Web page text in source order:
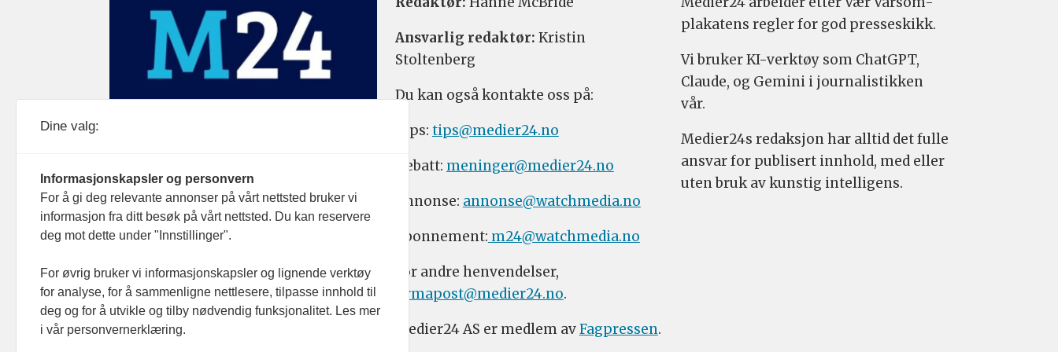
Ansvarlig redaktør: Kristin
Stoltenberg
Du kan også kontakte oss på:
Tips: tips@medier24.no
Debatt: meninger@medier24.no
Annonse: annonse@watchmedia.no
Abonnement: m24@watchmedia.no
For andre henvendelser,
firmapost@medier24.no.
Medier24 AS er medlem avFagpressen.
plakatens regler for god presseskikk.
Vi bruker KI-verktøy som ChatGPT,
Claude, og Gemini i journalistikken
vår.
Medier24s redaksjon har alltid det fulle
ansvar for publisert innhold, med eller
uten bruk av kunstig intelligens.
Dine valg:
Informasjonskapsler og personvern
For å gi deg relevante annonser på vårt nettsted bruker vi
informasjon fra ditt besøk på vårt nettsted. Du kan reservere
deg mot dette under "Innstillinger".
For øvrig bruker vi informasjonskapsler og lignende verktøy
for analyse, for å sammenligne nettlesere, tilpasse innhold til
deg og for å utvikle og tilby nødvendig funksjonalitet. Les mer
i vår personvernerklæring.